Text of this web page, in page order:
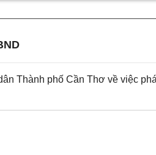
Thành phố Cần Thơ về việc